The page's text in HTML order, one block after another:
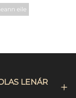
Cánabais
agus an t-
eile
LENÁR